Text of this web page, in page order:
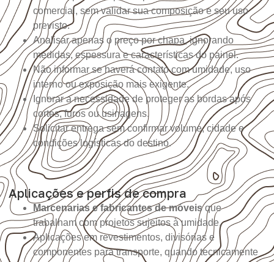
comercial, sem validar sua composição e seu uso
previsto.
Analisar apenas o preço por chapa, ignorando
medidas, espessura e características do painel.
Não informar se haverá contato com umidade, uso
interno ou exposição mais exigente.
Ignorar a necessidade de proteger as bordas após
cortes, furos ou usinagens.
Solicitar entrega sem confirmar volume, cidade e
condições logísticas do destino.
Aplicações e perfis de compra
Marcenarias e fabricantes de móveisque
trabalham com projetos sujeitos à umidade.
Aplicações em revestimentos, divisórias e
componentes para transporte, quando tecnicamente